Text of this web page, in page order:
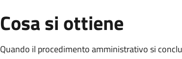
Cosa si ottiene
Quando il procedimento amministrativo si